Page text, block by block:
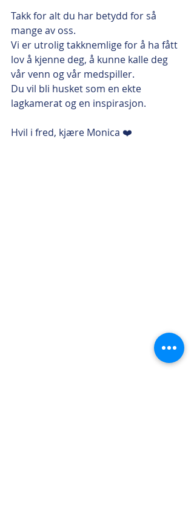
Takk for alt du har betydd for så
mange av oss.
Vi er utrolig takknemlige for å ha fått
lov å kjenne deg, å kunne kalle deg
vår venn og vår medspiller.
Du vil bli husket som en ekte
lagkamerat og en inspirasjon.
Hvil i fred, kjære Monica ❤️